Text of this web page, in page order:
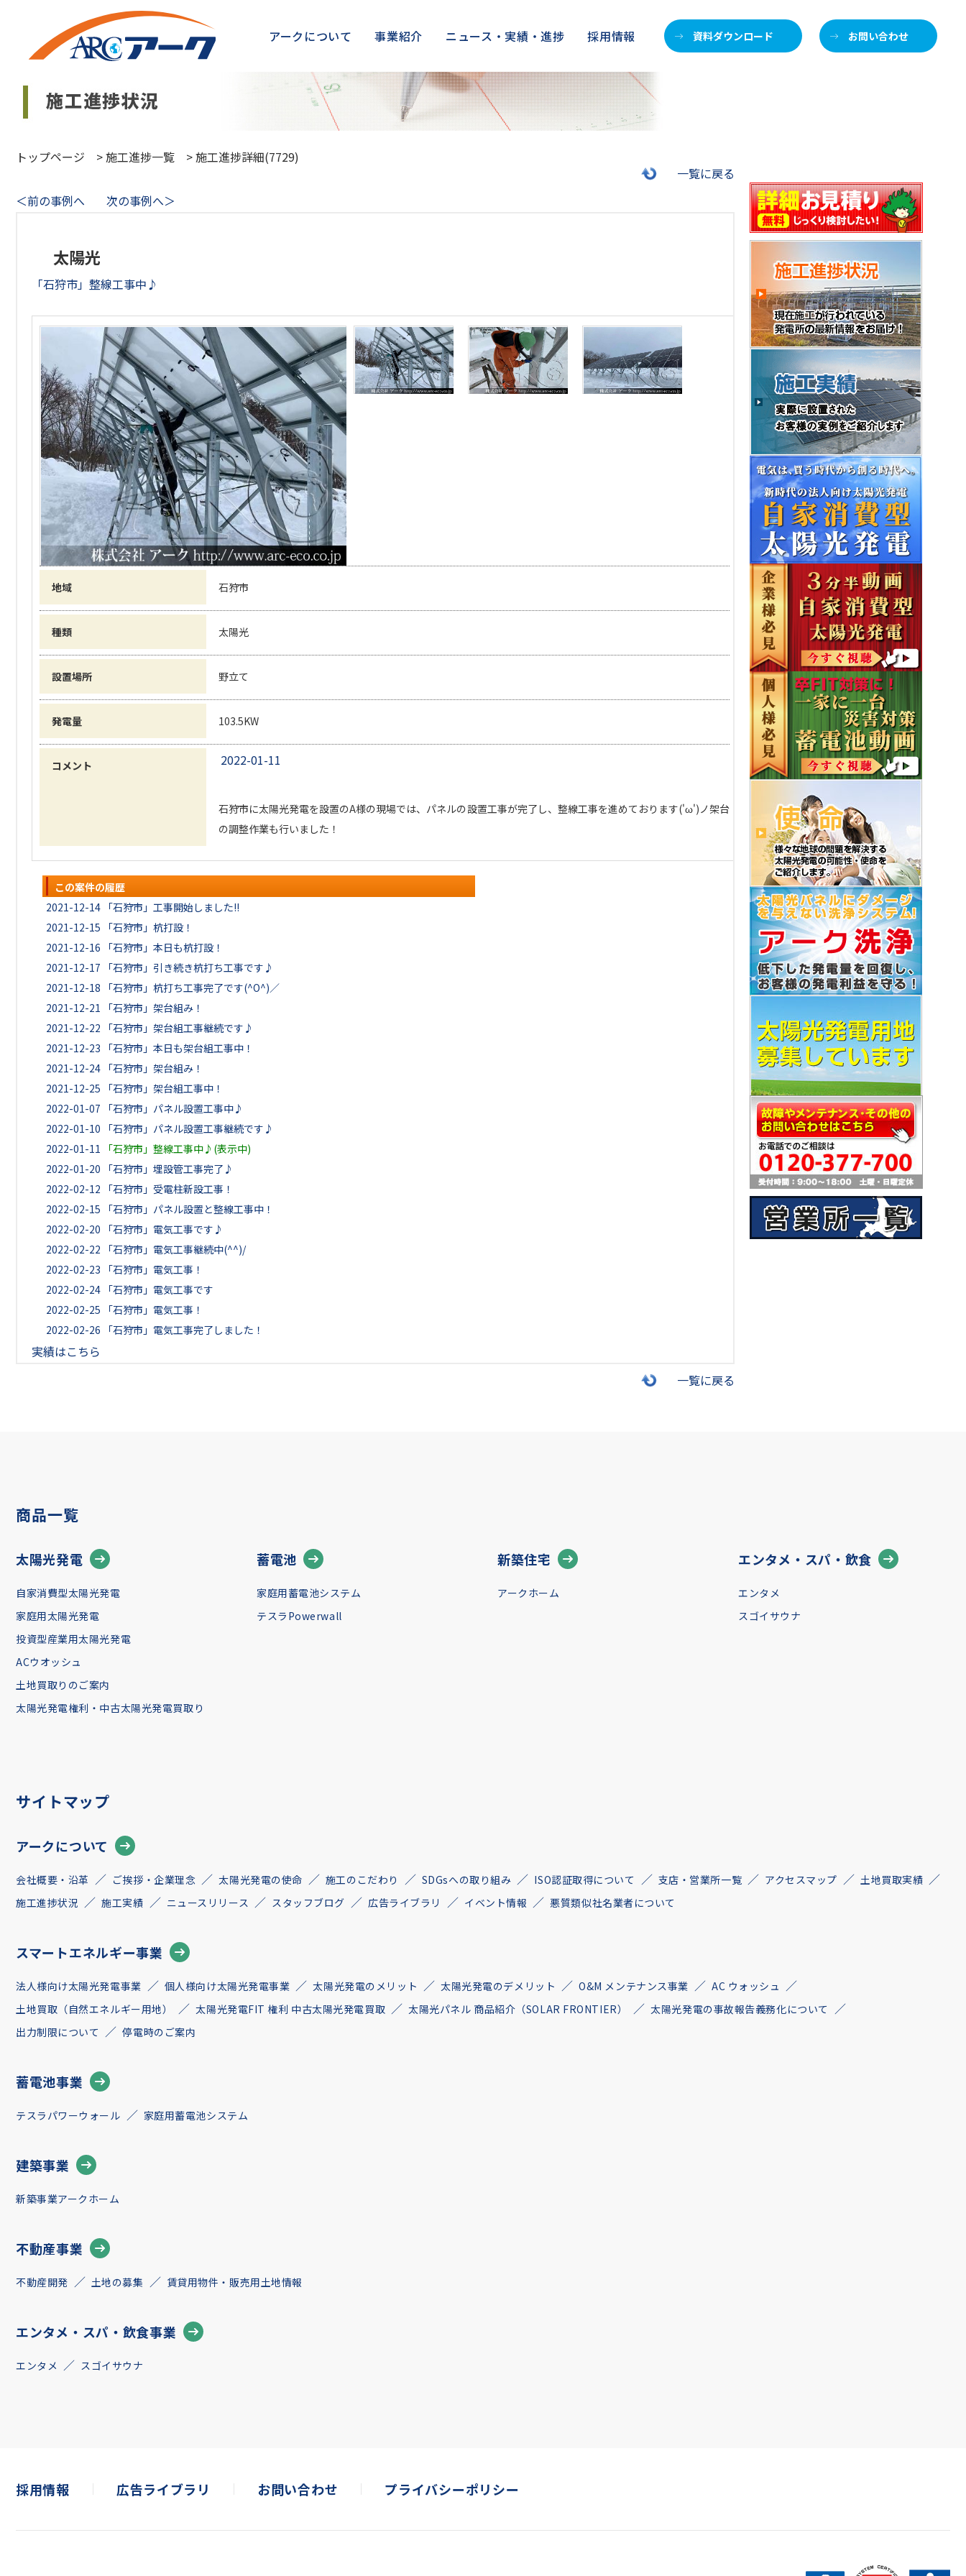
アークについて 事業紹介 ニュース・実績・進捗 採用情報 資料ダウンロード お問い合わせ
トップページ >施工進捗一覧 >施工進捗詳細(7729)
一覧に戻る
＜前の事例へ
次の事例へ＞
太陽光
「石狩市」整線工事中♪
地域 石狩市
種類 太陽光
設置場所 野立て
発電量 103.5KW
コメント 2022-01-11
石狩市に太陽光発電を設置のA様の現場では、パネルの設置工事が完了し、整線工事を進めております('ω')ノ架台
の調整作業も行いました！
この案件の履歴
2021-12-14 「石狩市」工事開始しました!!
2021-12-15
「石狩市」杭打設！
2021-12-16
「石狩市」本日も杭打設！
2021-12-17
「石狩市」引き続き杭打ち工事です♪
2021-12-18
「石狩市」杭打ち工事完了です(^O^)／
2021-12-21
「石狩市」架台組み！
2021-12-22
「石狩市」架台組工事継続です♪
2021-12-23
「石狩市」本日も架台組工事中！
2021-12-24 「石狩市」架台組み！
2021-12-25
「石狩市」架台組工事中！
2022-01-07
「石狩市」パネル設置工事中♪
2022-01-10
「石狩市」パネル設置工事継続です♪
2022-01-11
「石狩市」整線工事中♪(表示中)
2022-01-20
「石狩市」埋設管工事完了♪
2022-02-12
「石狩市」受電柱新設工事！
2022-02-15
「石狩市」パネル設置と整線工事中！
2022-02-20
「石狩市」電気工事です♪
2022-02-22
「石狩市」電気工事継続中(^^)/
2022-02-23
「石狩市」電気工事！
2022-02-24 「石狩市」電気工事です
2022-02-25
「石狩市」電気工事！
2022-02-26
「石狩市」電気工事完了しました！
実績はこちら
一覧に戻る
商品一覧
太陽光発電
自家消費型太陽光発電
家庭用太陽光発電
投資型産業用太陽光発電
ACウオッシュ
土地買取りのご案内
太陽光発電権利・中古太陽光発電買取り
蓄電池
家庭用蓄電池システム
テスラPowerwall
新築住宅
アークホーム
エンタメ・スパ・飲食
エンタメ
スゴイサウナ
サイトマップ
アークについて
会社概要・沿革 ご挨拶・企業理念 太陽光発電の使命 施工のこだわり SDGsへの取り組み ISO認証取得について 支店・営業所一覧 アクセスマップ
土地買取実績
施工進捗状況
施工実績 ニュースリリース スタッフブログ 広告ライブラリ イベント情報 悪質類似社名業者について
スマートエネルギー事業
法人様向け太陽光発電事業 個人様向け太陽光発電事業 太陽光発電のメリット 太陽光発電のデメリット O&M メンテナンス事業
AC ウォッシュ
土地買取（自然エネルギー用地）
太陽光発電FIT 権利 中古太陽光発電買取 太陽光パネル 商品紹介（SOLAR FRONTIER）
太陽光発電の事故報告義務化について
出力制限について
停電時のご案内
蓄電池事業
テスラパワーウォール 家庭用蓄電池システム
建築事業
新築事業アークホーム
不動産事業
不動産開発 土地の募集 賃貸用物件・販売用土地情報
エンタメ・スパ・飲食事業
エンタメ スゴイサウナ
採用情報 広告ライブラリ お問い合わせ プライバシーポリシー